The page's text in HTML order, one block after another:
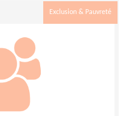
Exclusion & Pauvreté